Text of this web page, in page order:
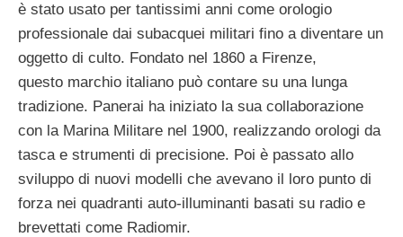
è stato usato per tantissimi anni come orologio
professionale dai subacquei militari fino a diventare un
oggetto di culto. Fondato nel 1860 a Firenze,
questo marchio italiano può contare su una lunga
tradizione. Panerai ha iniziato la sua collaborazione
con la Marina Militare nel 1900, realizzando orologi da
tasca e strumenti di precisione. Poi è passato allo
sviluppo di nuovi modelli che avevano il loro punto di
forza nei quadranti auto-illuminanti basati su radio e
brevettati come Radiomir.